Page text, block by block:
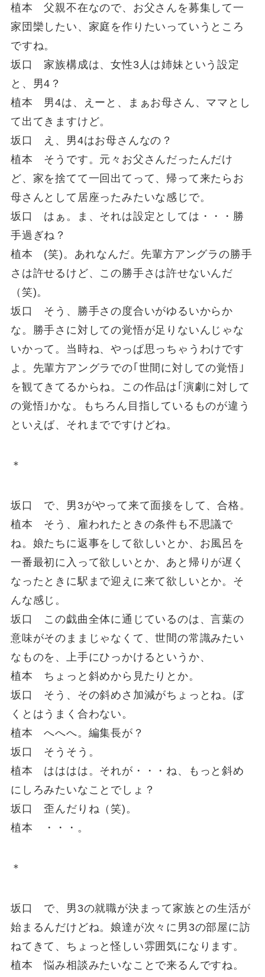
植本 父親不在なので、お父さんを募集して一
家団欒したい、家庭を作りたいっていうところ
ですね。
坂口 家族構成は、女性3人は姉妹という設定
と、男4？
植本 男4は、えーと、まぁお母さん、ママとし
て出てきますけど。
坂口 え、男4はお母さんなの？
植本 そうです。元々お父さんだったんだけ
ど、家を捨てて一回出てって、帰って来たらお
母さんとして居座ったみたいな感じで。
坂口 はぁ。ま、それは設定としては・・・勝
手過ぎね？
植本 (笑)。あれなんだ。先輩方アングラの勝手
さは許せるけど、この勝手さは許せないんだ
（笑)。
坂口 そう、勝手さの度合いがゆるいからか
な。勝手さに対しての覚悟が足りないんじゃな
いかって。当時ね、やっぱ思っちゃうわけです
よ。先輩方アングラでの｢世間に対しての覚悟｣
を観てきてるからね。この作品は｢演劇に対して
の覚悟｣かな。もちろん目指しているものが違う
といえば、それまでですけどね。
＊
坂口 で、男3がやって来て面接をして、合格。
植本 そう、雇われたときの条件も不思議で
ね。娘たちに返事をして欲しいとか、お風呂を
一番最初に入って欲しいとか、あと帰りが遅く
なったときに駅まで迎えに来て欲しいとか。そ
んな感じ。
坂口 この戯曲全体に通じているのは、言葉の
意味がそのままじゃなくて、世間の常識みたい
なものを、上手にひっかけるというか、
植本 ちょっと斜めから見たりとか。
坂口 そう、その斜めさ加減がちょっとね。ぼ
くとはうまく合わない。
植本 へへへ。編集長が？
坂口 そうそう。
植本 はははは。それが・・・ね、もっと斜め
にしろみたいなことでしょ？
坂口 歪んだりね（笑)。
植本 ・・・。
＊
坂口 で、男3の就職が決まって家族との生活が
始まるんだけどね。娘達が次々に男3の部屋に訪
ねてきて、ちょっと怪しい雰囲気になります。
植本 悩み相談みたいなことで来るんですね。